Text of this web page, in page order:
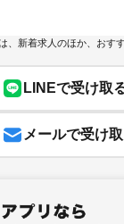
、新着求人のほか、おす
LINEで受け取
メールで受け